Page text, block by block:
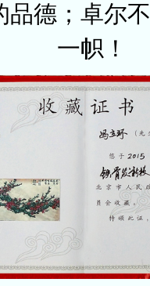
品德；卓尔
一帜！